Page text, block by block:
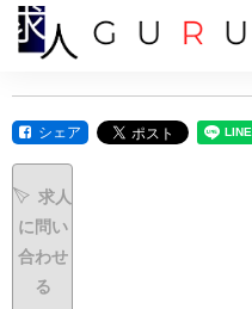
シェア
求人
に問い
合わせ
る